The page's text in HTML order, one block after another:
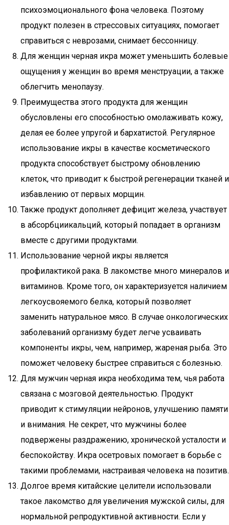
психоэмоционального фона человека. Поэтому
продукт полезен в стрессовых ситуациях, помогает
справиться с неврозами, снимает бессонницу.
Для женщин черная икра может уменьшить болевые
ощущения у женщин во время менструации, а также
облегчить менопаузу.
Преимущества этого продукта для женщин
обусловлены его способностью омолаживать кожу,
делая ее более упругой и бархатистой. Регулярное
использование икры в качестве косметического
продукта способствует быстрому обновлению
клеток, что приводит к быстрой регенерации тканей и
избавлению от первых морщин.
Также продукт дополняет дефицит железа, участвует
в абсорбциикальций, который попадает в организм
вместе с другими продуктами.
Использование черной икры является
профилактикой рака. В лакомстве много минералов и
витаминов. Кроме того, он характеризуется наличием
легкоусвояемого белка, который позволяет
заменить натуральное мясо. В случае онкологических
заболеваний организму будет легче усваивать
компоненты икры, чем, например, жареная рыба. Это
поможет человеку быстрее справиться с болезнью.
Для мужчин черная икра необходима тем, чья работа
связана с мозговой деятельностью. Продукт
приводит к стимуляции нейронов, улучшению памяти
и внимания. Не секрет, что мужчины более
подвержены раздражению, хронической усталости и
беспокойству. Икра осетровых помогает в борьбе с
такими проблемами, настраивая человека на позитив.
Долгое время китайские целители использовали
такое лакомство для увеличения мужской силы, для
нормальной репродуктивной активности. Если у